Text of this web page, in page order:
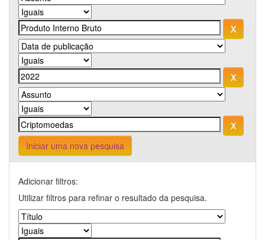
Iniciar uma nova pesquisa
Adicionar filtros:
Utilizar filtros para refinar o resultado da pesquisa.